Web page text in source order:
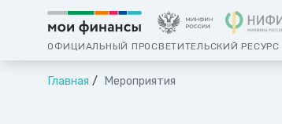
ОФИЦИАЛЬНЫЙ ПРОСВЕТИТЕЛЬСКИЙ РЕСУРС
Главная Мероприятия